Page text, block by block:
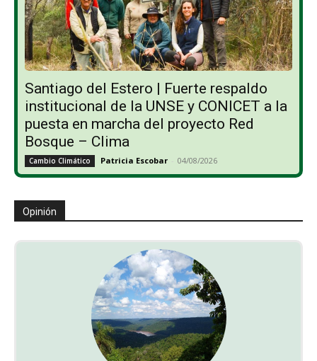
Santiago del Estero | Fuerte respaldo
institucional de la UNSE y CONICET a la
puesta en marcha del proyecto Red
Bosque – Clima
Cambio Climático Patricia Escobar - 04/08/2026
Opinión